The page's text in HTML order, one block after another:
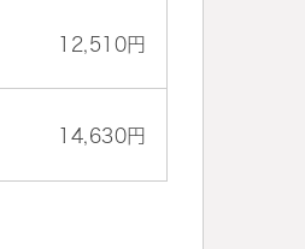
12,510円
14,630円